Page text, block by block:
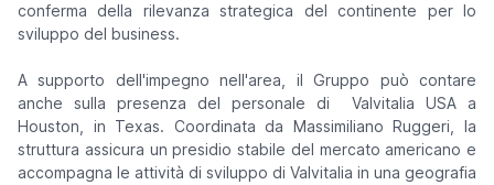
conferma della rilevanza strategica del continente per lo
sviluppo del business.
A supporto dell'impegno nell'area, il Gruppo può contare
anche sulla presenza del personale di Valvitalia USA a
Houston, in Texas. Coordinata da Massimiliano Ruggeri, la
struttura assicura un presidio stabile del mercato americano e
accompagna le attività di sviluppo di Valvitalia in una geografia